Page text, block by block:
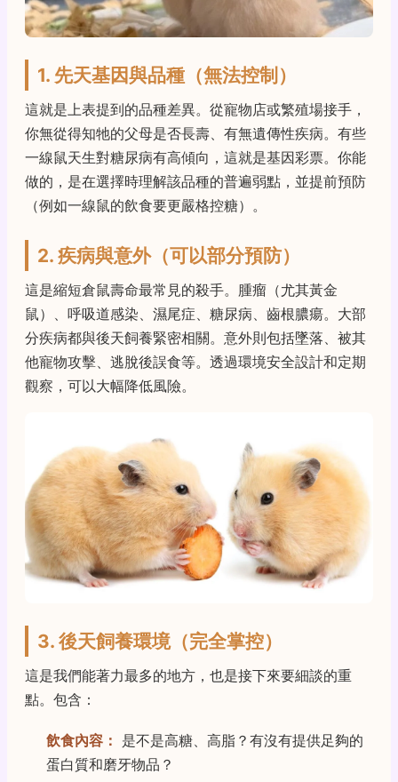
1. 先天基因與品種（無法控制）
這就是上表提到的品種差異。從寵物店或繁殖場接手，
你無從得知牠的父母是否長壽、有無遺傳性疾病。有些
一線鼠天生對糖尿病有高傾向，這就是基因彩票。你能
做的，是在選擇時理解該品種的普遍弱點，並提前預防
（例如一線鼠的飲食要更嚴格控糖）。
2. 疾病與意外（可以部分預防）
這是縮短倉鼠壽命最常見的殺手。腫瘤（尤其黃金
鼠）、呼吸道感染、濕尾症、糖尿病、齒根膿瘍。大部
分疾病都與後天飼養緊密相關。意外則包括墜落、被其
他寵物攻擊、逃脫後誤食等。透過環境安全設計和定期
觀察，可以大幅降低風險。
3. 後天飼養環境（完全掌控）
這是我們能著力最多的地方，也是接下來要細談的重
點。包含：
飲食內容： 是不是高糖、高脂？有沒有提供足夠的
蛋白質和磨牙物品？